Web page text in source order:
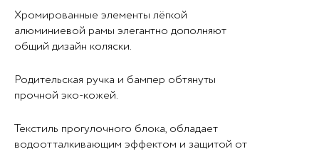
Хромированные элементы лёгкой
алюминиевой рамы элегантно дополняют
общий дизайн коляски.
Родительская ручка и бампер обтянуты
прочной эко-кожей.
Текстиль прогулочного блока, обладает
водоотталкивающим эффектом и защитой от